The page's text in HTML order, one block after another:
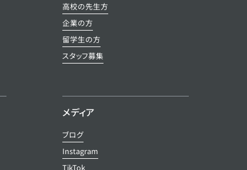
高校の先生方
企業の方
留学生の方
スタッフ募集
メディア
ブログ
Instagram
TikTok